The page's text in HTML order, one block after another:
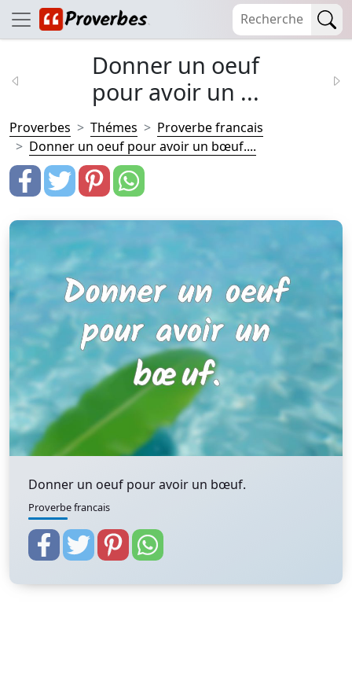
Donner un oeuf
pour avoir un ...
Proverbes Thémes
Proverbe francais
Donner un oeuf pour avoir un bœuf....
Donner un oeuf pour avoir un bœuf.
Proverbe francais